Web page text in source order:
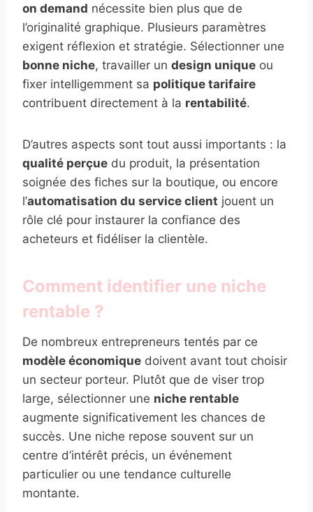
on demand nécessite bien plus que de
l’originalité graphique. Plusieurs paramètres
exigent réflexion et stratégie. Sélectionner une
bonne niche, travailler un design unique ou
fixer intelligemment sa politique tarifaire
contribuent directement à la rentabilité.
D’autres aspects sont tout aussi importants : la
qualité perçue du produit, la présentation
soignée des fiches sur la boutique, ou encore
l’automatisation du service client jouent un
rôle clé pour instaurer la confiance des
acheteurs et fidéliser la clientèle.
Comment identifier une niche
rentable ?
De nombreux entrepreneurs tentés par ce
modèle économique doivent avant tout choisir
un secteur porteur. Plutôt que de viser trop
large, sélectionner une niche rentable
augmente significativement les chances de
succès. Une niche repose souvent sur un
centre d’intérêt précis, un événement
particulier ou une tendance culturelle
montante.